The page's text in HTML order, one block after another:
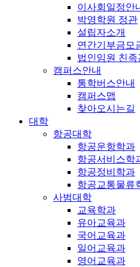
이사회일정안
박영학원 정관
설립자소개
연간기부금모
법인임원 친
캠퍼스안내
통학버스안내
캠퍼스맵
찾아오시는길
대학
항공대학
항공운항학과
항공서비스학
항공정비학과
항공교통물류
사범대학
교육학과
유아교육과
국어교육과
일어교육과
영어교육과